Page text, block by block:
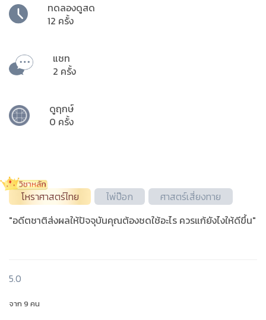
ทดลองดูสด
12 ครั้ง
แชท
2 ครั้ง
ดูฤกษ์
0 ครั้ง
โหราศาสตร์ไทย ไพ่ป๊อก
ศาสตร์เสี่ยงทาย
"อดีตชาติส่งผลให้ปัจจุบันคุณต้องชดใช้อะไร ควรแก้ยังไงให้ดีขึ้น"
5.0
จาก 9 คน